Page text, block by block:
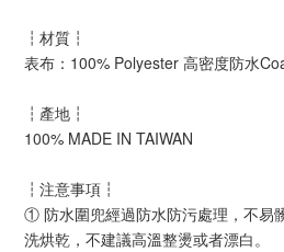
┇ 材質 ┇
表布：100% Polyester 高密度防水
┇ 產地 ┇
100% MADE IN TAIWAN
┇ 注意事項 ┇
① 防水圍兜經過防水防污處理，不易
洗烘乾，不建議高溫整燙或者漂白。